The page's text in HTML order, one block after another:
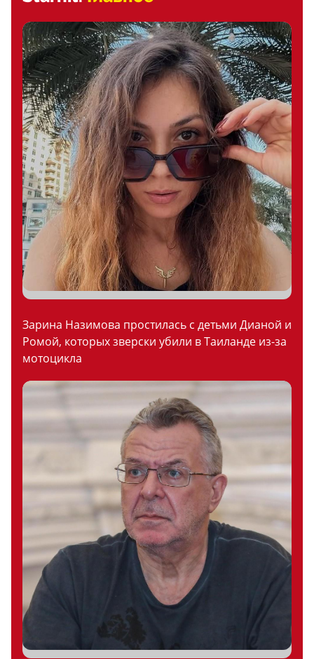
Зарина Назимова простилась с детьми Дианой и
Ромой, которых зверски убили в Таиланде из-за
мотоцикла